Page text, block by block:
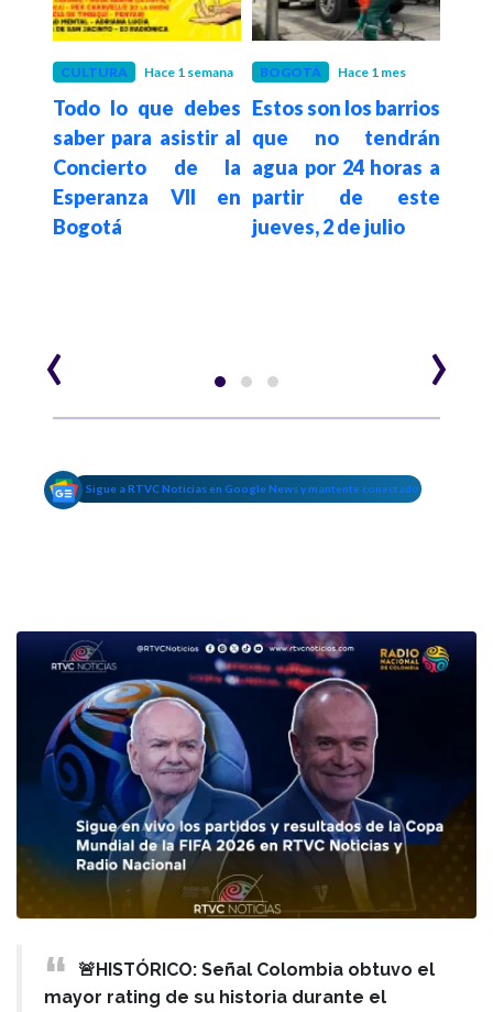
CULTURA Hace 1 semana
Todo lo que debes
saber para asistir al
Concierto de la
Esperanza VII en
Bogotá
BOGOTÁ Hace 1 mes
Estos son los barrios
que no tendrán
agua por 24 horas a
partir de este
jueves, 2 de julio
‹ ›
Sigue a RTVC Noticias en Google News y mantente conectado
🚨HISTÓRICO: Señal Colombia obtuvo el
mayor rating de su historia durante el